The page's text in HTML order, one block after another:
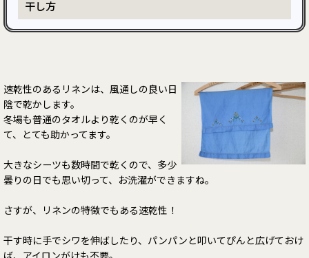
干し方
速乾性のあるリネンは、風通しの良い日
陰で乾かします。
冬場も普通のタオルより乾くのが早く
て、とても助かってます。
大きなシーツも数時間で乾くので、多少
曇りの日でも思い切って、お洗濯ができますね。
さすが、リネンの特徴でもある速乾性！
干す時に手でシワを伸ばしたり、パンパンと叩いてぴんと広げておけ